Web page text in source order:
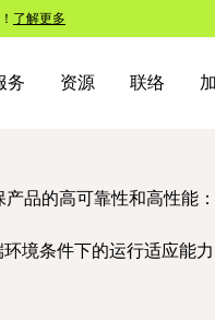
了解更多
务 资源 联络
品的高可靠性和高性能：
境条件下的运行适应能力